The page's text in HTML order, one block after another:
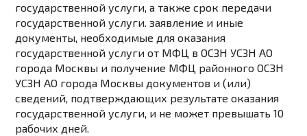
государственной услуги, а также срок передачи
государственной услуги. заявление и иные
документы, необходимые для оказания
государственной услуги от МФЦ в ОСЗН УСЗН АО
города Москвы и получение МФЦ районного ОСЗН
УСЗН АО города Москвы документов и (или)
сведений, подтверждающих результате оказания
государственной услуги, и не может превышать 10
рабочих дней.